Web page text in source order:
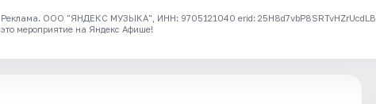
Реклама. ООО "ЯНДЕКС МУЗЫКА", ИНН: 9705121040 erid: 25H8d7vbP8SRTvHZrUcdLB
это мероприятие на Яндекс Афише!